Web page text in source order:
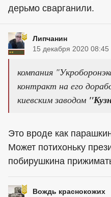
дерьмо сварганили.
Липчанин
15 декабря 2020 08:45
компания
контракт на его
киевским заводом
Это вроде как
Может потихоньку
побирушкина
Вождь краснокожих